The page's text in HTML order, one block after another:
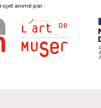
animé par :